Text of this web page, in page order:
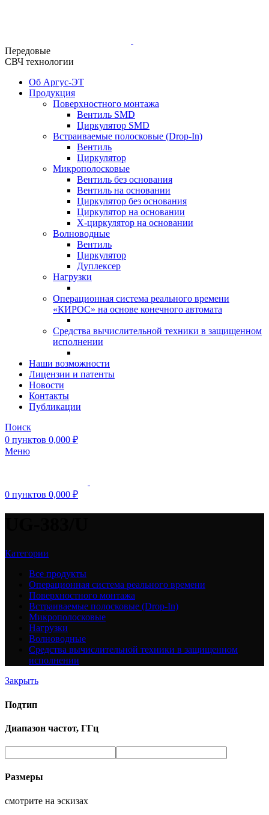
Передовые
СВЧ технологии
Об Аргус-ЭТ
Продукция
Поверхностного монтажа
Вентиль SMD
Циркулятор SMD
Встраиваемые полосковые (Drop-In)
Вентиль
Циркулятор
Микрополосковые
Вентиль без основания
Вентиль на основании
Циркулятор без основания
Циркулятор на основании
Х-циркулятор на основании
Волноводные
Вентиль
Циркулятор
Дуплексер
Нагрузки
Операционная система реального времени
«КИРОС» на основе конечного автомата
Средства вычислительной техники в защищенном
исполнении
Наши возможности
Лицензии и патенты
Новости
Контакты
Публикации
Поиск
0 пунктов 0,000 ₽
Меню
0 пунктов 0,000 ₽
Категории
Все продукты
Операционная система реального времени
Поверхностного монтажа
Встраиваемые полосковые (Drop-In)
Микрополосковые
Нагрузки
Волноводные
Средства вычислительной техники в защищенном
исполнении
Закрыть
Подтип
Диапазон частот, ГГц
Размеры
смотрите на эскизах